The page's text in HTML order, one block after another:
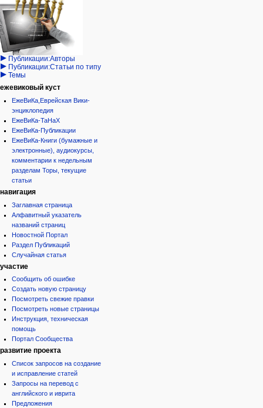
запрос
учётной
записи
государство
Иудаизм
Народ
Проекты
Проекты/Участники/
дополнения
Публикации:Авторы
Публикации:Статьи по типу
Темы
ежевиковый куст
ЕжеВиКа,Еврейская Вики-
энциклопедия
ЕжеВиКа-ТаНаХ
ЕжеВиКа-Публикации
ЕжеВиКа-Книги (бумажные и
электронные), аудиокурсы,
комментарии к недельным
разделам Торы, текущие
статьи
навигация
Заглавная страница
Алфавитный указатель
названий страниц
Новостной Портал
Раздел Публикаций
Случайная статья
участие
Сообщить об ошибке
Создать новую страницу
Посмотреть свежие правки
Посмотреть новые страницы
Инструкция, техническая
помощь
Портал Сообщества
развитие проекта
Список запросов на создание
и исправление статей
Запросы на перевод с
английского и иврита
Предложения